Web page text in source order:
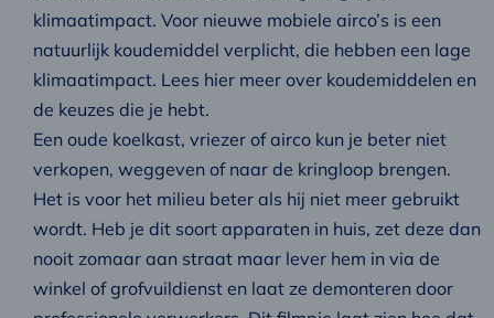
klimaatimpact. Voor nieuwe mobiele airco’s is een
natuurlijk koudemiddel verplicht, die hebben een lage
klimaatimpact. Lees hier meer over koudemiddelen en
de keuzes die je hebt.
Een oude koelkast, vriezer of airco kun je beter niet
verkopen, weggeven of naar de kringloop brengen.
Het is voor het milieu beter als hij niet meer gebruikt
wordt. Heb je dit soort apparaten in huis, zet deze dan
nooit zomaar aan straat maar lever hem in via de
winkel of grofvuildienst en laat ze demonteren door